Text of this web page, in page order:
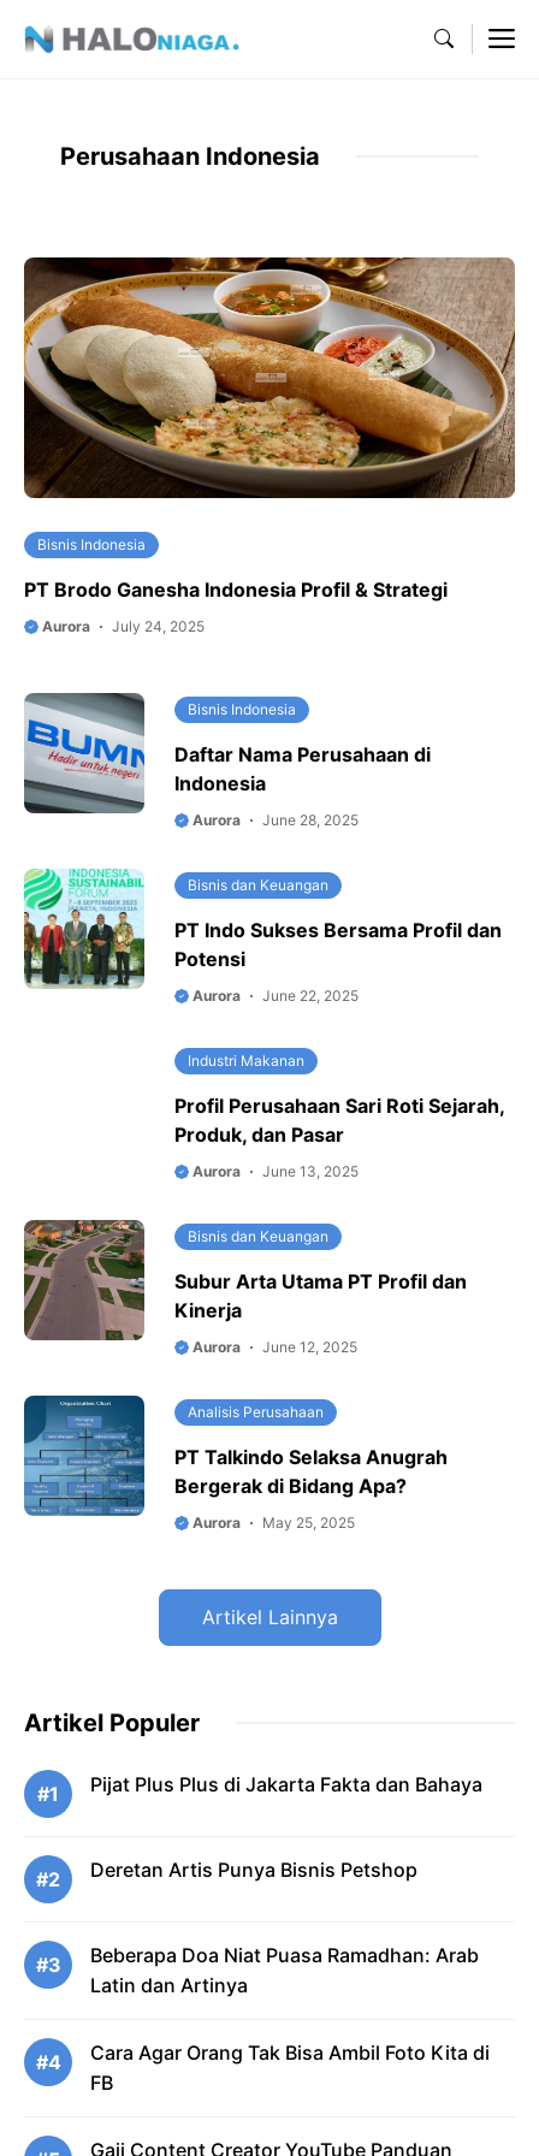
Perusahaan Indonesia
Bisnis Indonesia
PT Brodo Ganesha Indonesia Profil & Strategi
Aurora July 24, 2025
Bisnis Indonesia
Daftar Nama Perusahaan di
Indonesia
Aurora June 28, 2025
Bisnis dan Keuangan
PT Indo Sukses Bersama Profil dan
Potensi
Aurora June 22, 2025
Industri Makanan
Profil Perusahaan Sari Roti Sejarah,
Produk, dan Pasar
Aurora June 13, 2025
Bisnis dan Keuangan
Subur Arta Utama PT Profil dan
Kinerja
Aurora June 12, 2025
Analisis Perusahaan
PT Talkindo Selaksa Anugrah
Bergerak di Bidang Apa?
Aurora May 25, 2025
Artikel Lainnya
Artikel Populer
#1 Pijat Plus Plus di Jakarta Fakta dan Bahaya
#2 Deretan Artis Punya Bisnis Petshop
#3
Beberapa Doa Niat Puasa Ramadhan: Arab
Latin dan Artinya
#4
Cara Agar Orang Tak Bisa Ambil Foto Kita di
FB
Gaji Content Creator YouTube Panduan